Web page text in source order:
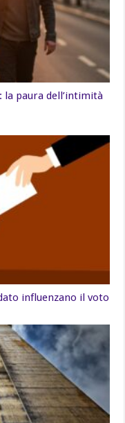
paura dell’intimità
influenzano il voto